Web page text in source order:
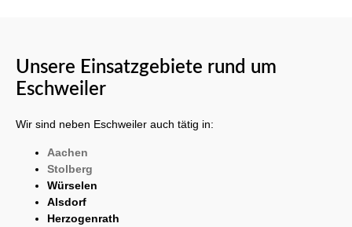
Unsere Einsatzgebiete rund um
Eschweiler
Wir sind neben Eschweiler auch tätig in:
Aachen
Stolberg
Würselen
Alsdorf
Herzogenrath